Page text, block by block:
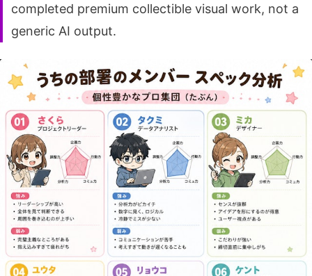
completed premium collectible visual work, not a
generic AI output.